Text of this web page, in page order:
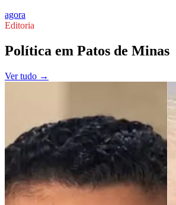
agora
Editoria
Política em Patos de Minas
Ver tudo →